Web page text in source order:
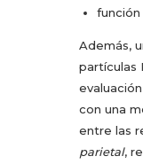
función
Además,
partículas
con una
entre las
parietal,